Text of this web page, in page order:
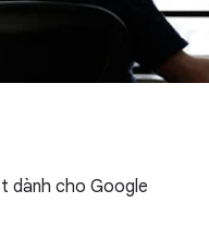
dành cho Google